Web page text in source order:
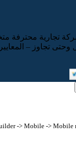
تجارية محترفة
تجاوز –
-> Mobile -> Mobile